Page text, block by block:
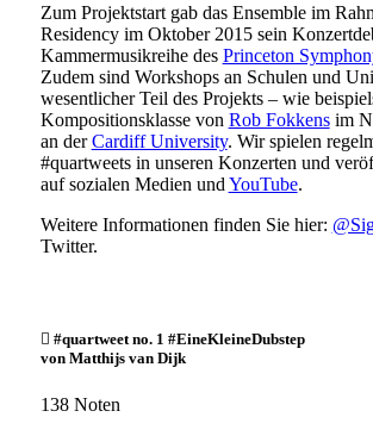
Zum Projektstart gab das Ensemble im
Residency im Oktober 2015 sein
Kammermusikreihe des Princeton
Zudem sind Workshops an Schulen und
wesentlicher Teil des Projekts – wie
Kompositionsklasse von Rob Fokkensim
an derCardiff University. Wir spielen
#quartweets in unseren Konzerten und
auf sozialen Medien und YouTube.
Weitere Informationen finden Sie hier:
Twitter.
 #quartweet no. 1 #EineKleineDubstep
von Matthijs van Dijk
138 Noten